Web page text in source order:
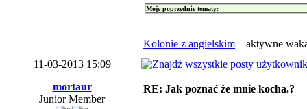
Moje poprzednie tematy:
Kolonie z angielskim – aktywne
11-03-2013 15:09
mortaur
Junior Member
RE: Jak poznać że mnie kocha.?